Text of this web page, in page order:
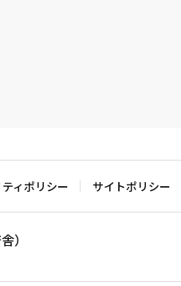
ィポリシー サイトポリシー
）